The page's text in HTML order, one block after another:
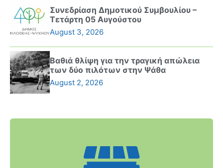
Συνεδρίαση Δημοτικού Συμβουλίου –
Τετάρτη 05 Αυγούστου
August 3, 2026
Βαθιά θλίψη για την τραγική απώλεια
των δύο πιλότων στην Ψάθα
August 2, 2026